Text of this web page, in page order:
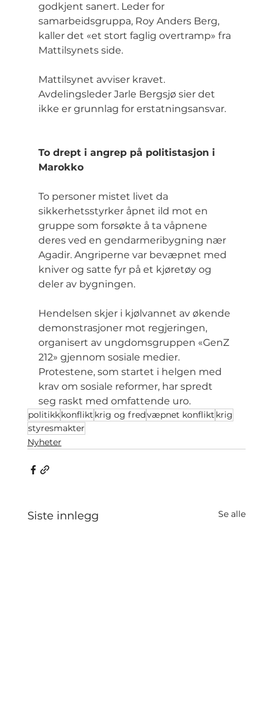
godkjent sanert. Leder for
samarbeidsgruppa, Roy Anders Berg,
kaller det «et stort faglig overtramp» fra
Mattilsynets side.
Mattilsynet avviser kravet.
Avdelingsleder Jarle Bergsjø sier det
ikke er grunnlag for erstatningsansvar.
To drept i angrep på politistasjon i
Marokko
To personer mistet livet da
sikkerhetsstyrker åpnet ild mot en
gruppe som forsøkte å ta våpnene
deres ved en gendarmeribygning nær
Agadir. Angriperne var bevæpnet med
kniver og satte fyr på et kjøretøy og
deler av bygningen.
Hendelsen skjer i kjølvannet av økende
demonstrasjoner mot regjeringen,
organisert av ungdomsgruppen «GenZ
212» gjennom sosiale medier.
Protestene, som startet i helgen med
krav om sosiale reformer, har spredt
seg raskt med omfattende uro.
politikkkonflikt krig og fredvæpnet konflikt krig
styresmakter
Nyheter
Siste innlegg Se alle